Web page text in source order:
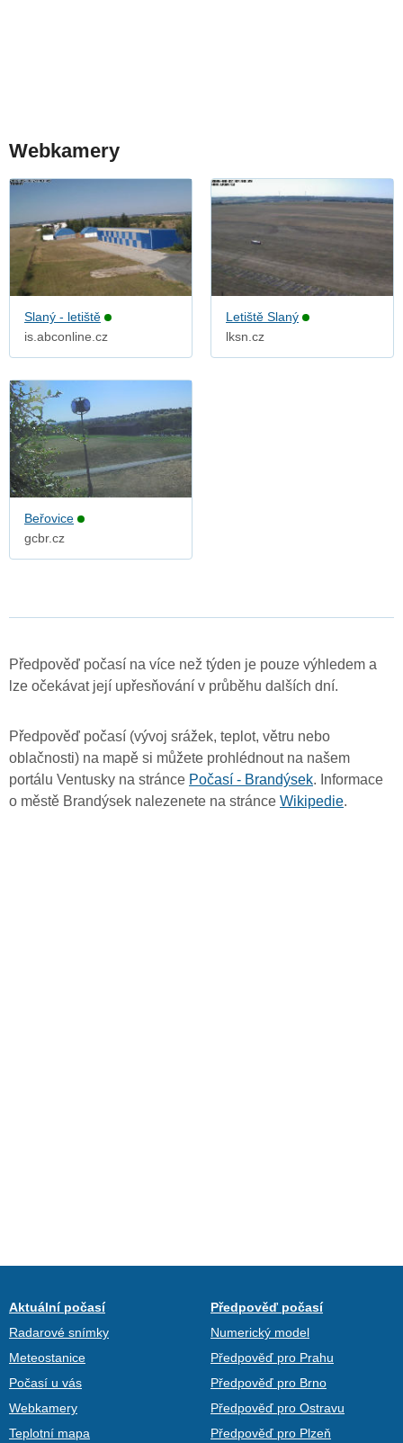
Webkamery
Slaný - letiště
is.abconline.cz
Letiště Slaný
lksn.cz
Beřovice
gcbr.cz
Předpověď počasí na více než týden je pouze výhledem a
lze očekávat její upřesňování v průběhu dalších dní.
Předpověď počasí (vývoj srážek, teplot, větru nebo
oblačnosti) na mapě si můžete prohlédnout na našem
portálu Ventusky na stránce Počasí - Brandýsek. Informace
o městě Brandýsek nalezenete na stránce Wikipedie.
Aktuální počasí
Radarové snímky
Meteostanice
Počasí u vás
Webkamery
Teplotní mapa
Předpověď počasí
Numerický model
Předpověď pro Prahu
Předpověď pro Brno
Předpověď pro Ostravu
Předpověď pro Plzeň